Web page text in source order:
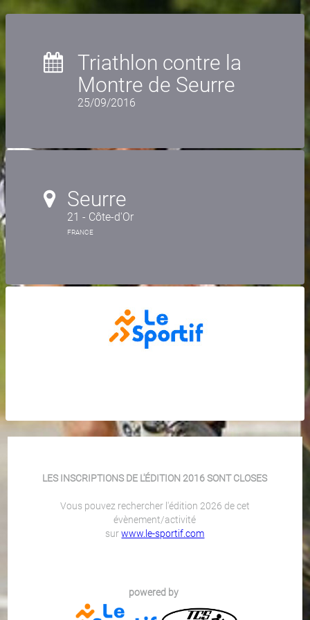
Triathlon contre la
Montre de Seurre
25/09/2016
Seurre
21 - Côte-d'Or
FRANCE
LES INSCRIPTIONS DE L'ÉDITION 2016 SONT CLOSES
Vous pouvez rechercher l'édition 2026 de cet
évènement/activité
surwww.le-sportif.com
powered by